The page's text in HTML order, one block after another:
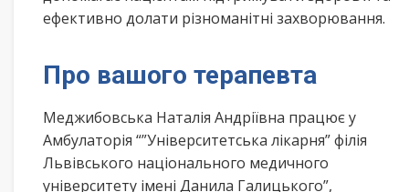
ефективно долати різноманітні захворювання.
Про вашого терапевта
Меджибовська Наталія Андріївна працює у
Амбулаторія “”Університетська лікарня” філія
Львівського національного медичного
університету імені Данила Галицького”,